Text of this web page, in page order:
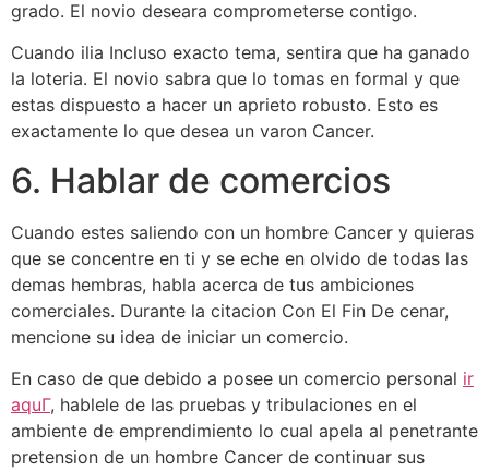
grado. El novio deseara comprometerse contigo.
Cuando ilia Incluso exacto tema, sentira que ha ganado
la loteria. El novio sabra que lo tomas en formal y que
estas dispuesto a hacer un aprieto robusto. Esto es
exactamente lo que desea un varon Cancer.
6. Hablar de comercios
Cuando estes saliendo con un hombre Cancer y quieras
que se concentre en ti y se eche en olvido de todas las
demas hembras, habla acerca de tus ambiciones
comerciales. Durante la citacion Con El Fin De cenar,
mencione su idea de iniciar un comercio.
En caso de que debido a posee un comercio personal ir
aquГ­, hablele de las pruebas y tribulaciones en el
ambiente de emprendimiento lo cual apela al penetrante
pretension de un hombre Cancer de continuar sus